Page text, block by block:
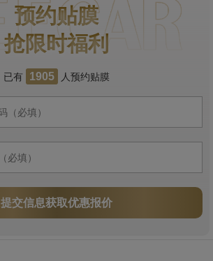
预约贴膜
抢限时福利
已有 1905 人预约贴膜
提交信息获取优惠报价